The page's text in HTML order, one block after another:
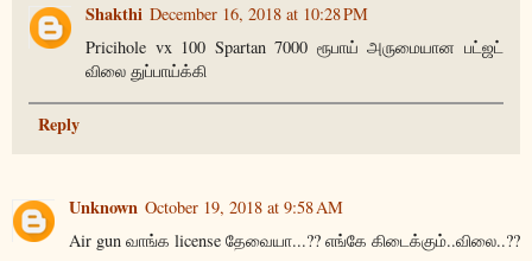
Shakthi December 16, 2018 at 10:28 PM
Pricihole vx 100 Spartan 7000 ரூபாய் அருமையான பட்ஜட்
விலை துப்பாய்க்கி
Reply
Unknown October 19, 2018 at 9:58 AM
Air gun வாங்க license தேவையா...?? எங்கே கிடைக்கும்..விலை..??